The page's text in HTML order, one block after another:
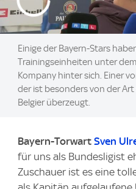
Einige der Bayern-Stars
Trainingseinheiten unter
Kompany hinter sich. Einer
der ist besonders von der
Belgier überzeugt.
Bayern-Torwart Sven
für uns als Bundesligist
Zuschauer ist es eine